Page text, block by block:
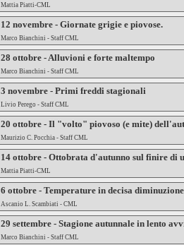
Mattia Piatti-CML
12 novembre - Giornate grigie e piovose.
Marco Bianchini - Staff CML
28 ottobre - Alluvioni e forte maltempo
Marco Bianchini - Staff CML
3 novembre - Primi freddi stagionali
Livio Perego - Staff CML
20 ottobre - Il "volto" piovoso (e mite)
Maurizio C. Pocchia - Staff CML
14 ottobre - Ottobrata d'autunno sul finire di
Mattia Piatti-CML
6 ottobre - Temperature in decisa diminuzione
Ascanio L. Scambiati - CML
29 settembre - Stagione autunnale in lento
Marco Bianchini - Staff CML